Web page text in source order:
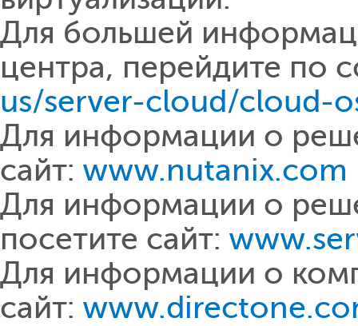
Для большей
центра, перейдите по
us/server-cloud/cloud-
Для информации о
сайт: www.nutanix.com
Для информации о
посетите сайт:
Для информации о
сайт: